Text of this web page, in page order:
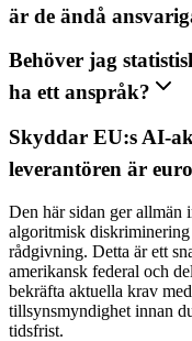
är de ändå
Behöver jag
ha ett anspråk?
Skyddar EU:s AI-
leverantören är
Den här sidan ger allmän
algoritmisk
rådgivning. Detta är ett
amerikansk federal och
bekräfta aktuella krav
tillsynsmyndighet innan
tidsfrist.